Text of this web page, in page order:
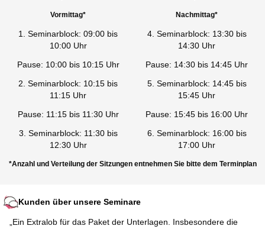
Vormittag* Nachmittag*
1. Seminarblock: 09:00 bis
10:00 Uhr
4. Seminarblock: 13:30 bis
14:30 Uhr
Pause: 10:00 bis 10:15 Uhr
Pause: 14:30 bis 14:45 Uhr
2. Seminarblock: 10:15 bis
11:15 Uhr
5. Seminarblock: 14:45 bis
15:45 Uhr
Pause: 11:15 bis 11:30 Uhr
Pause: 15:45 bis 16:00 Uhr
3. Seminarblock: 11:30 bis
12:30 Uhr
6. Seminarblock: 16:00 bis
17:00 Uhr
*Anzahl und Verteilung der Sitzungen entnehmen Sie bitte dem Terminplan
Kunden über unsere Seminare
„Ein Extralob für das Paket der Unterlagen. Insbesondere die